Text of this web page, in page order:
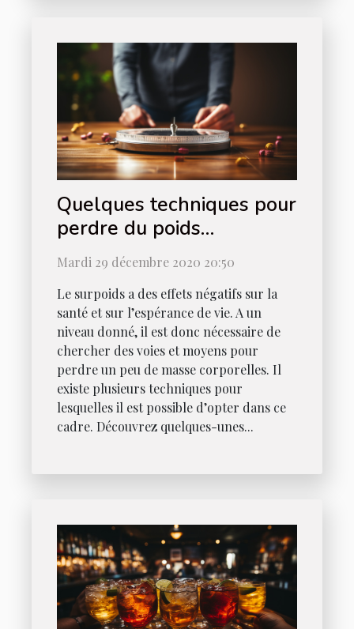
Quelques techniques pour
perdre du poids
rapidement
Mardi 29 décembre 2020 20:50
Le surpoids a des effets négatifs sur la
santé et sur l’espérance de vie. A un
niveau donné, il est donc nécessaire de
chercher des voies et moyens pour
perdre un peu de masse corporelles. Il
existe plusieurs techniques pour
lesquelles il est possible d’opter dans ce
cadre. Découvrez quelques-unes...